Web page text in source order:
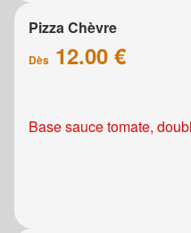
Pizza Chèvre
Dès 12.00 €
Base sauce tomate,